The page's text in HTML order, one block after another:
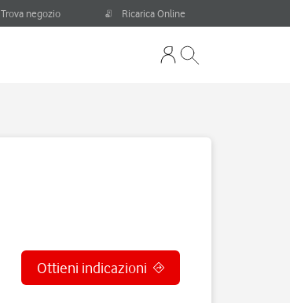
Trova negozio Ricarica Online
Ottieni indicazioni